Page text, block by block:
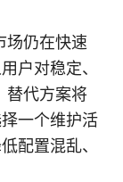
场仍在快速
户对稳定、
替代方案将
一个维护活
配置混乱、